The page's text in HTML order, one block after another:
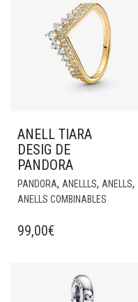
ANELL TIARA
DESIG DE
PANDORA
PANDORA, ANELLLS, ANELLS,
ANELLS COMBINABLES
99,00€